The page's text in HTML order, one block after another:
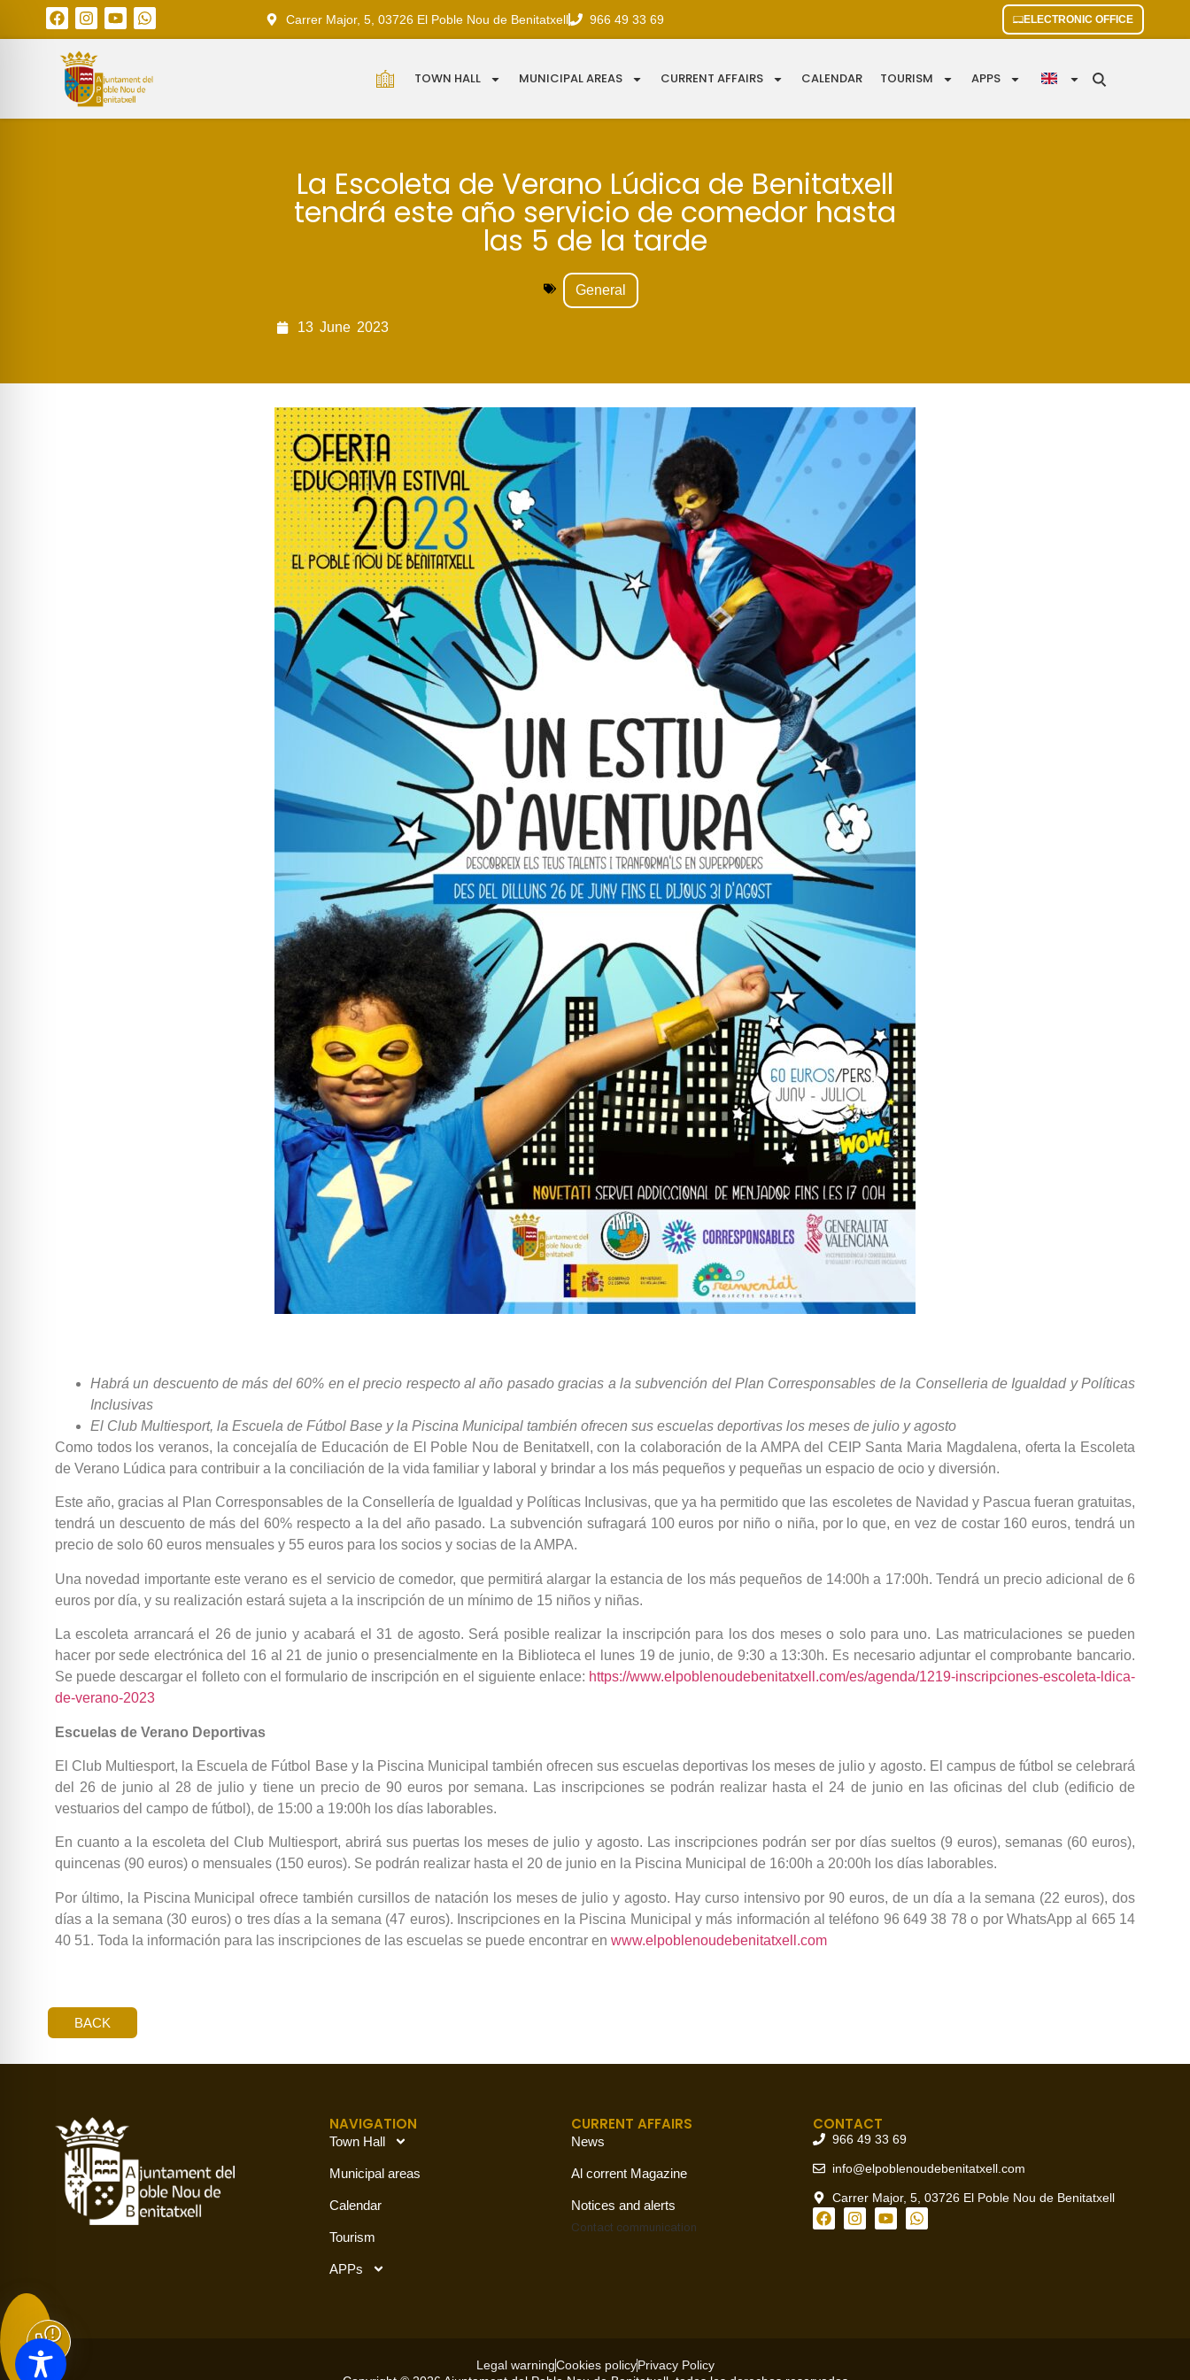
Carrer Major, 5, 03726 El Poble Nou de Benitatxell 966 49 33 69 ELECTRONIC OFFICE
TOWN HALL MUNICIPAL AREAS CURRENT AFFAIRS CALENDAR TOURISM APPS
La Escoleta de Verano Lúdica de Benitatxell
tendrá este año servicio de comedor hasta
las 5 de la tarde
General
13 June 2023
Habrá un descuento de más del 60% en el precio respecto al año pasado gracias a la subvención del Plan Corresponsables de la Conselleria de Igualdad y Políticas
Inclusivas
El Club Multiesport, la Escuela de Fútbol Base y la Piscina Municipal también ofrecen sus escuelas deportivas los meses de julio y agosto
Como todos los veranos, la concejalía de Educación de El Poble Nou de Benitatxell, con la colaboración de la AMPA del CEIP Santa Maria Magdalena, oferta la Escoleta
de Verano Lúdica para contribuir a la conciliación de la vida familiar y laboral y brindar a los más pequeños y pequeñas un espacio de ocio y diversión.
Este año, gracias al Plan Corresponsables de la Consellería de Igualdad y Políticas Inclusivas, que ya ha permitido que las escoletes de Navidad y Pascua fueran gratuitas,
tendrá un descuento de más del 60% respecto a la del año pasado. La subvención sufragará 100 euros por niño o niña, por lo que, en vez de costar 160 euros, tendrá un
precio de solo 60 euros mensuales y 55 euros para los socios y socias de la AMPA.
Una novedad importante este verano es el servicio de comedor, que permitirá alargar la estancia de los más pequeños de 14:00h a 17:00h. Tendrá un precio adicional de 6
euros por día, y su realización estará sujeta a la inscripción de un mínimo de 15 niños y niñas.
La escoleta arrancará el 26 de junio y acabará el 31 de agosto. Será posible realizar la inscripción para los dos meses o solo para uno. Las matriculaciones se pueden
hacer por sede electrónica del 16 al 21 de junio o presencialmente en la Biblioteca el lunes 19 de junio, de 9:30 a 13:30h. Es necesario adjuntar el comprobante bancario.
Se puede descargar el folleto con el formulario de inscripción en el siguiente enlace: https://www.elpoblenoudebenitatxell.com/es/agenda/1219-inscripciones-escoleta-ldica-
de-verano-2023
Escuelas de Verano Deportivas
El Club Multiesport, la Escuela de Fútbol Base y la Piscina Municipal también ofrecen sus escuelas deportivas los meses de julio y agosto. El campus de fútbol se celebrará
del 26 de junio al 28 de julio y tiene un precio de 90 euros por semana. Las inscripciones se podrán realizar hasta el 24 de junio en las oficinas del club (edificio de
vestuarios del campo de fútbol), de 15:00 a 19:00h los días laborables.
En cuanto a la escoleta del Club Multiesport, abrirá sus puertas los meses de julio y agosto. Las inscripciones podrán ser por días sueltos (9 euros), semanas (60 euros),
quincenas (90 euros) o mensuales (150 euros). Se podrán realizar hasta el 20 de junio en la Piscina Municipal de 16:00h a 20:00h los días laborables.
Por último, la Piscina Municipal ofrece también cursillos de natación los meses de julio y agosto. Hay curso intensivo por 90 euros, de un día a la semana (22 euros), dos
días a la semana (30 euros) o tres días a la semana (47 euros). Inscripciones en la Piscina Municipal y más información al teléfono 96 649 38 78 o por WhatsApp al 665 14
40 51. Toda la información para las inscripciones de las escuelas se puede encontrar en www.elpoblenoudebenitatxell.com
BACK
NAVIGATION
Town Hall
Municipal areas
Calendar
Tourism
APPs
CURRENT AFFAIRS
News
Al corrent Magazine
Notices and alerts
Contact communication
CONTACT
966 49 33 69
info@elpoblenoudebenitatxell.com
Carrer Major, 5, 03726 El Poble Nou de Benitatxell
Legal warningCookies policyPrivacy Policy